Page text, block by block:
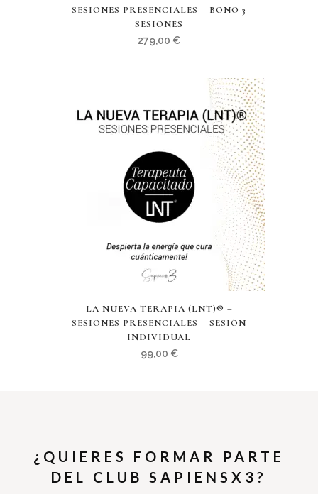
SESIONES PRESENCIALES – BONO 3
SESIONES
279,00 €
LA NUEVA TERAPIA (LNT)® –
SESIONES PRESENCIALES – SESIÓN
INDIVIDUAL
99,00 €
¿QUIERES FORMAR PARTE
DEL CLUB SAPIENSX3?